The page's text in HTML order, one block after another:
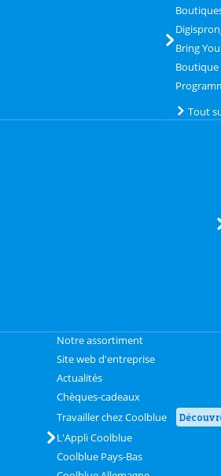
Bring
Boutique
Tout
Notre assortiment
Site web d'entreprise
Actualités
Chèques-cadeaux
Travailler chez Coolblue
L'Appli Coolblue
Coolblue Pays-Bas